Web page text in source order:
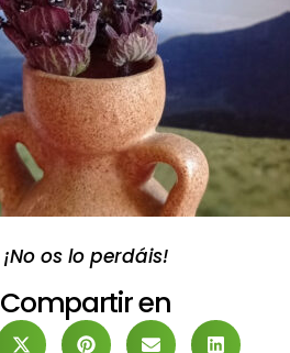
¡No os lo perdáis!
Compartir en